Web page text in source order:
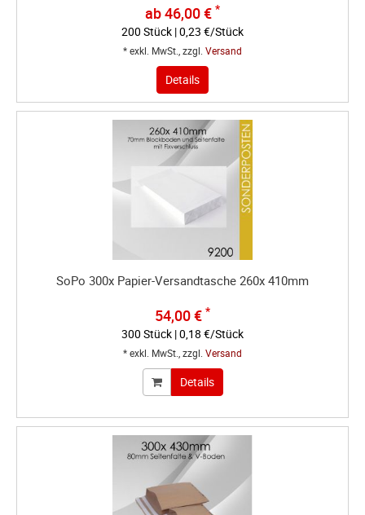
ab 46,00 € *
200 Stück | 0,23 €/Stück
* exkl. MwSt., zzgl. Versand
Details
SoPo 300x Papier-Versandtasche 260x 410mm
54,00 € *
300 Stück | 0,18 €/Stück
* exkl. MwSt., zzgl. Versand
Details